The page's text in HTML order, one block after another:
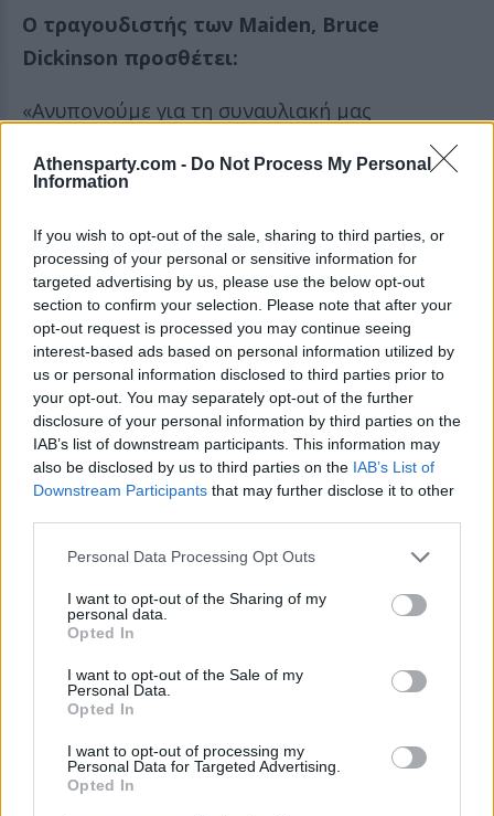
Athensparty.com - Do Not Process My Personal
Information
If you wish to opt-out of the sale, sharing to third parties, or
processing of your personal or sensitive information for
targeted advertising by us, please use the below opt-out
section to confirm your selection. Please note that after your
opt-out request is processed you may continue seeing
interest-based ads based on personal information utilized by
us or personal information disclosed to third parties prior to
your opt-out. You may separately opt-out of the further
disclosure of your personal information by third parties on the
IAB’s list of downstream participants. This information may
also be disclosed by us to third parties on the IAB’s List of
Downstream Participants that may further disclose it to other
Personal Data Processing Opt Outs
I want to opt-out of the Sharing of my
personal data.
Opted In
I want to opt-out of the Sale of my
Personal Data.
Opted In
I want to opt-out of processing my
Personal Data for Targeted Advertising.
Opted In
Ο τραγουδιστής των Maiden, Bruce
Dickinson προσθέτει:
«Ανυπονούμε για τη συναυλιακή μας
επιστροφή στην Ευρώπη την επόμενη χρονιά
κι είναι υπέροχο το γεγονός ότι μπορούμε να
υπόλοιπα shows σε πόλεις της Ανατολικής
Ευρώπης που υπάρχουν χιλιάδες Maiden fans.
Είμαι πραγματικά ενθουσιαμένος σχετικά με
τις νέες προσθήκες της περιοδείας όπου και
θα παρουσιαστεί ένα εντυπωσιακό υπερθέαμα,
για αυτόν τον λόγο ανυπομονούμε να δουν
όλοι όσα έχουμε ετοιμάσει για αυτούς. Όλοι
μας στο συγκρότημα απολαύσαμε την Legacy
περιοδεία για αυτό και περιμένουμε με
πάλι στον δρόμο και θα διασκεδάσουμε με
όλους τους fans μας που έχουμε τόσο καιρό
να δούμε!»
Μερικά trivia για τους Iron Maiden:
Ο Μπρους Ντίκινσον εκτός από
τραγουδιστής του συγκροτήματος είναι